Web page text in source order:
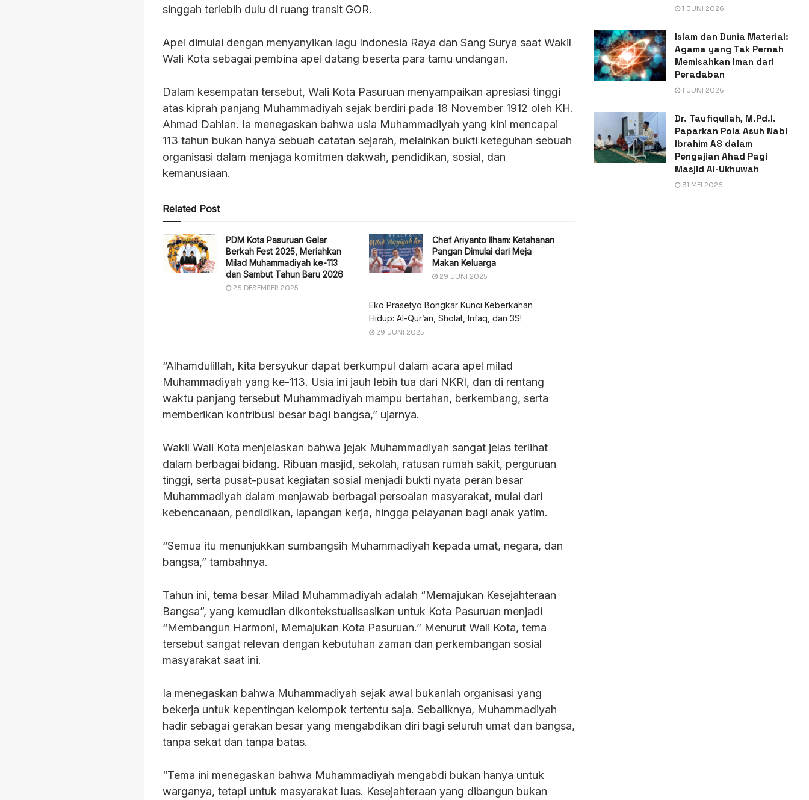
singgah terlebih dulu di ruang transit GOR.
Apel dimulai dengan menyanyikan lagu Indonesia Raya dan Sang Surya saat Wakil
Wali Kota sebagai pembina apel datang beserta para tamu undangan.
Dalam kesempatan tersebut, Wali Kota Pasuruan menyampaikan apresiasi tinggi
atas kiprah panjang Muhammadiyah sejak berdiri pada 18 November 1912 oleh KH.
Ahmad Dahlan. Ia menegaskan bahwa usia Muhammadiyah yang kini mencapai
113 tahun bukan hanya sebuah catatan sejarah, melainkan bukti keteguhan sebuah
organisasi dalam menjaga komitmen dakwah, pendidikan, sosial, dan
kemanusiaan.
Related Post
PDM Kota Pasuruan Gelar
Berkah Fest 2025, Meriahkan
Milad Muhammadiyah ke-113
dan Sambut Tahun Baru 2026
26 DESEMBER 2025
Chef Ariyanto Ilham: Ketahanan
Pangan Dimulai dari Meja
Makan Keluarga
29 JUNI 2025
Eko Prasetyo Bongkar Kunci Keberkahan
Hidup: Al-Qur’an, Sholat, Infaq, dan 3S!
29 JUNI 2025
“Alhamdulillah, kita bersyukur dapat berkumpul dalam acara apel milad
Muhammadiyah yang ke-113. Usia ini jauh lebih tua dari NKRI, dan di rentang
waktu panjang tersebut Muhammadiyah mampu bertahan, berkembang, serta
memberikan kontribusi besar bagi bangsa,” ujarnya.
Wakil Wali Kota menjelaskan bahwa jejak Muhammadiyah sangat jelas terlihat
dalam berbagai bidang. Ribuan masjid, sekolah, ratusan rumah sakit, perguruan
tinggi, serta pusat-pusat kegiatan sosial menjadi bukti nyata peran besar
Muhammadiyah dalam menjawab berbagai persoalan masyarakat, mulai dari
kebencanaan, pendidikan, lapangan kerja, hingga pelayanan bagi anak yatim.
“Semua itu menunjukkan sumbangsih Muhammadiyah kepada umat, negara, dan
bangsa,” tambahnya.
Tahun ini, tema besar Milad Muhammadiyah adalah “Memajukan Kesejahteraan
Bangsa”, yang kemudian dikontekstualisasikan untuk Kota Pasuruan menjadi
“Membangun Harmoni, Memajukan Kota Pasuruan.” Menurut Wali Kota, tema
tersebut sangat relevan dengan kebutuhan zaman dan perkembangan sosial
masyarakat saat ini.
Ia menegaskan bahwa Muhammadiyah sejak awal bukanlah organisasi yang
bekerja untuk kepentingan kelompok tertentu saja. Sebaliknya, Muhammadiyah
hadir sebagai gerakan besar yang mengabdikan diri bagi seluruh umat dan bangsa,
tanpa sekat dan tanpa batas.
“Tema ini menegaskan bahwa Muhammadiyah mengabdi bukan hanya untuk
warganya, tetapi untuk masyarakat luas. Kesejahteraan yang dibangun bukan
1 JUNI 2026
Islam dan Dunia Material:
Agama yang Tak Pernah
Memisahkan Iman dari
Peradaban
1 JUNI 2026
Dr. Taufiqullah, M.Pd.I.
Paparkan Pola Asuh Nabi
Ibrahim AS dalam
Pengajian Ahad Pagi
Masjid Al-Ukhuwah
31 MEI 2026